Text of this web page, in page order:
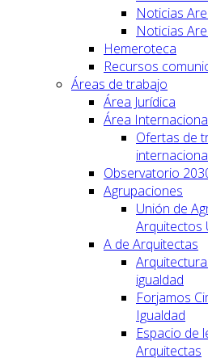
Noticias
Noticias
Hemeroteca
Recursos
Áreas de trabajo
Área Jurídica
Área
Ofertas de
Observatorio
Agrupaciones
Unión de
Arquitectos
A de Arquitectas
igualdad
Forjamos
Igualdad
Espacio de
Arquitectas